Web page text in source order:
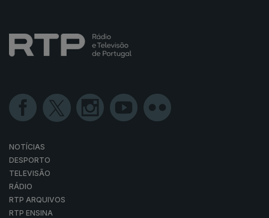
NOTÍCIAS
DESPORTO
TELEVISÃO
RÁDIO
RTP ARQUIVOS
RTP ENSINA